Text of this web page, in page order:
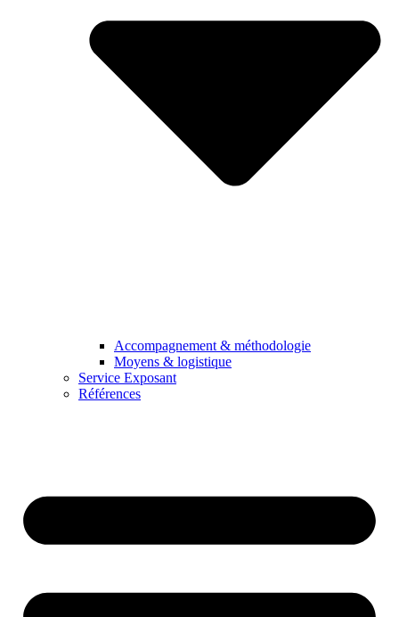
Accompagnement & méthodologie
Moyens & logistique
Service Exposant
Références